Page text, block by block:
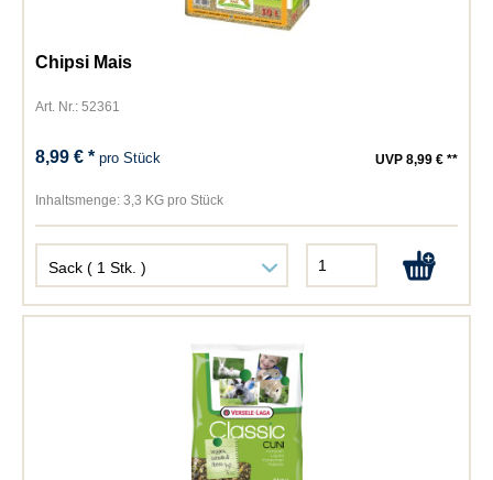
Chipsi Mais
Art. Nr.: 52361
8,99 € *pro Stück UVP 8,99 € **
Inhaltsmenge: 3,3 KG pro Stück